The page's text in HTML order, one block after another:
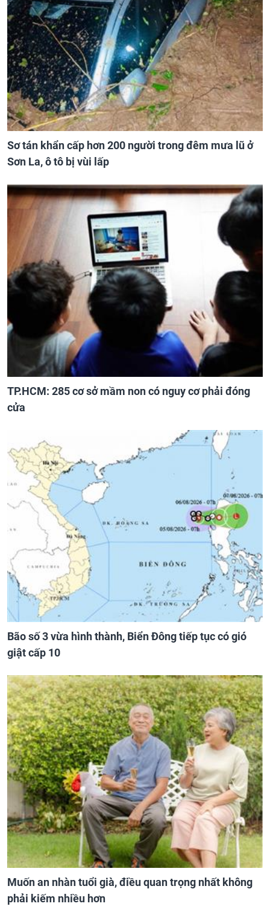
Sơ tán khẩn cấp hơn 200 người trong đêm mưa lũ ở
Sơn La, ô tô bị vùi lấp
TP.HCM: 285 cơ sở mầm non có nguy cơ phải đóng
cửa
Bão số 3 vừa hình thành, Biển Đông tiếp tục có gió
giật cấp 10
Muốn an nhàn tuổi già, điều quan trọng nhất không
phải kiếm nhiều hơn